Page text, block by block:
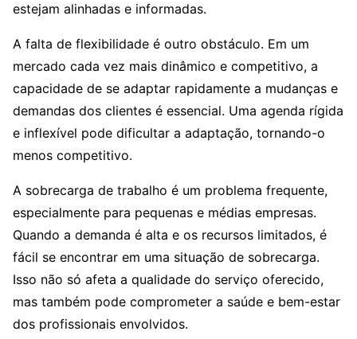
estejam alinhadas e informadas.
A falta de flexibilidade é outro obstáculo. Em um
mercado cada vez mais dinâmico e competitivo, a
capacidade de se adaptar rapidamente a mudanças e
demandas dos clientes é essencial. Uma agenda rígida
e inflexível pode dificultar a adaptação, tornando-o
menos competitivo.
A sobrecarga de trabalho é um problema frequente,
especialmente para pequenas e médias empresas.
Quando a demanda é alta e os recursos limitados, é
fácil se encontrar em uma situação de sobrecarga.
Isso não só afeta a qualidade do serviço oferecido,
mas também pode comprometer a saúde e bem-estar
dos profissionais envolvidos.